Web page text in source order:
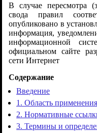
В случае пересмотра
свода правил
опубликовано в
информация,
информационной
официальном сайте
сети Интернет
Содержание
Введение
1. Область применения
2. Нормативные
3. Термины и